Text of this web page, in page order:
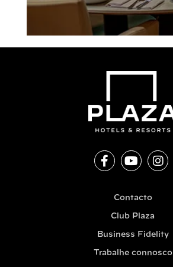
Contacto
Club Plaza
Business Fidelity
Trabalhe connosco